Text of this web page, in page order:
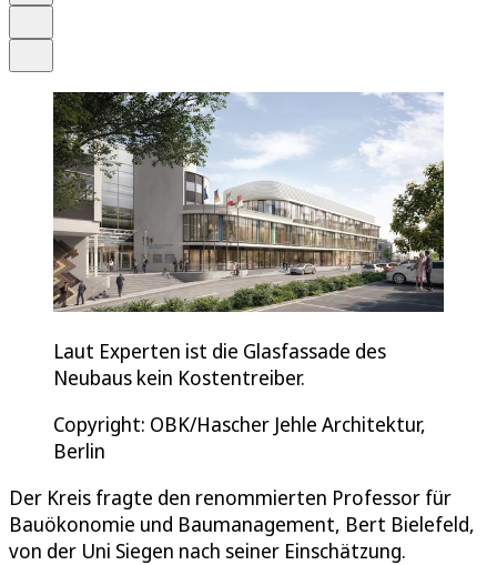
Laut Experten ist die Glasfassade des
Neubaus kein Kostentreiber.
Copyright: OBK/Hascher Jehle Architektur,
Berlin
Der Kreis fragte den renommierten Professor für
Bauökonomie und Baumanagement, Bert Bielefeld,
von der Uni Siegen nach seiner Einschätzung.